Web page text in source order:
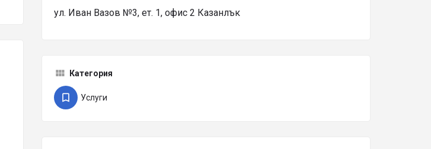
ул. Иван Вазов №3, ет. 1, офис 2 Казанлък
Категория
Услуги